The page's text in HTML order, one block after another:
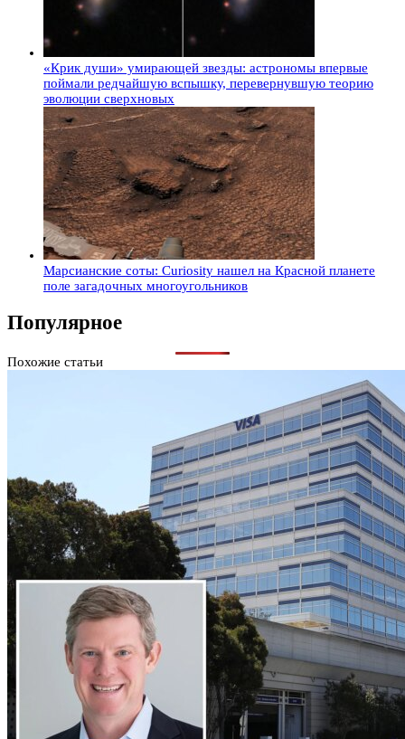
«Крик души» умирающей звезды: астрономы впервые
поймали редчайшую вспышку, перевернувшую теорию
эволюции сверхновых
Марсианские соты: Curiosity нашел на Красной планете
поле загадочных многоугольников
Популярное
Похожие статьи